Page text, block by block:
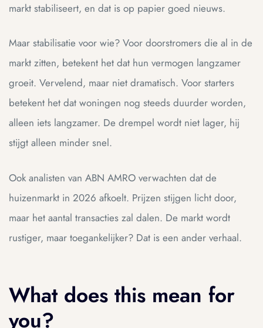
markt stabiliseert, en dat is op papier goed nieuws.
Maar stabilisatie voor wie? Voor doorstromers die al in de
markt zitten, betekent het dat hun vermogen langzamer
groeit. Vervelend, maar niet dramatisch. Voor starters
betekent het dat woningen nog steeds duurder worden,
alleen iets langzamer. De drempel wordt niet lager, hij
stijgt alleen minder snel.
Ook analisten van ABN AMRO verwachten dat de
huizenmarkt in 2026 afkoelt. Prijzen stijgen licht door,
maar het aantal transacties zal dalen. De markt wordt
rustiger, maar toegankelijker? Dat is een ander verhaal.
What does this mean for
you?